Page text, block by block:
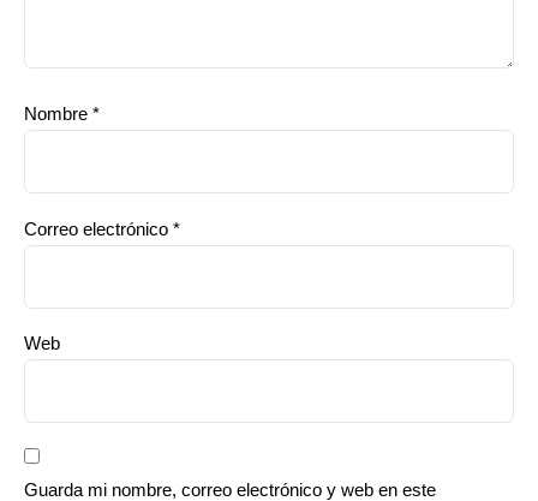
Nombre *
Correo electrónico *
Web
Guarda mi nombre, correo electrónico y web en este